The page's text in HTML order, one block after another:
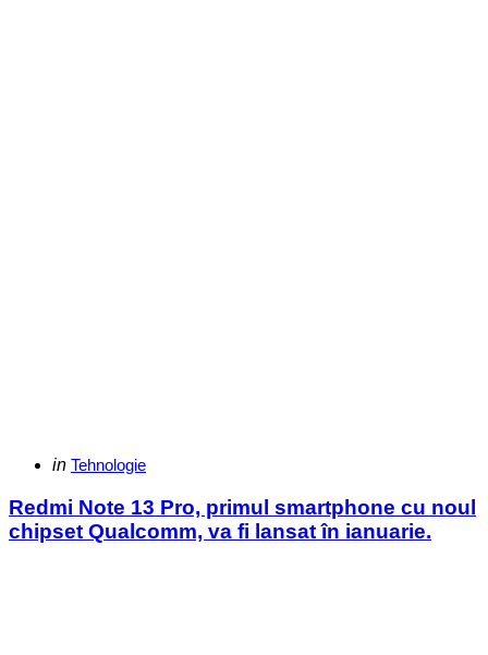
Categories
Posted
in Tehnologie
Redmi Note 13 Pro, primul smartphone cu noul
chipset Qualcomm, va fi lansat în ianuarie.